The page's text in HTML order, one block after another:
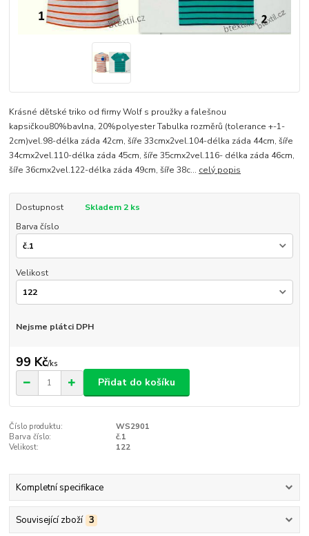
Krásné dětské triko od firmy Wolf s proužky a falešnou
kapsičkou80%bavlna, 20%polyester Tabulka rozměrů (tolerance +-1-
2cm)vel.98-délka záda 42cm, šíře 33cmx2vel.104-délka záda 44cm, šíře
34cmx2vel.110-délka záda 45cm, šíře 35cmx2vel.116- délka záda 46cm,
šíře 36cmx2vel.122-délka záda 49cm, šíře 38c... celý popis
Dostupnost
Skladem 2 ks
Barva číslo
Velikost
Nejsme plátci DPH
99 Kč/ks
Přidat do košíku
Číslo produktu:
WS2901
Barva číslo:
č.1
Velikost:
122
Kompletní specifikace
Související zboží 3